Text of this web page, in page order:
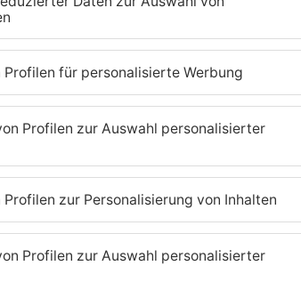
erheblich belastet. Pendler und
in Kauf nehmen. Doch mit dem
nun merklich.